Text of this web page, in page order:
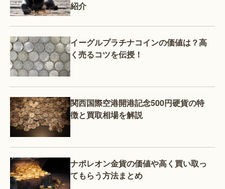
紹介
イーグルプラチナコインの価値は？高
く売るコツを伝授！
関西国際空港開港記念500円硬貨の特
徴と買取相場を解説
ナポレオン金貨の価値や高く買い取っ
てもらう方法まとめ